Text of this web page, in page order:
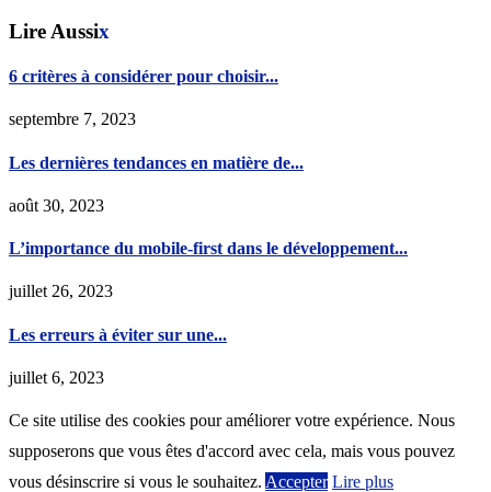
Lire Aussix
6 critères à considérer pour choisir...
septembre 7, 2023
Les dernières tendances en matière de...
août 30, 2023
L’importance du mobile-first dans le développement...
juillet 26, 2023
Les erreurs à éviter sur une...
juillet 6, 2023
Ce site utilise des cookies pour améliorer votre expérience. Nous
supposerons que vous êtes d'accord avec cela, mais vous pouvez
vous désinscrire si vous le souhaitez. Accepter Lire plus